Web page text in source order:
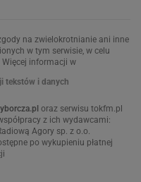
na zwielokrotnianie ani inne
w tym serwisie, w celu
informacji w
tekstów i danych
oraz serwisu tokfm.pl
z ich wydawcami:
Agory sp. z o.o.
po wykupieniu płatnej